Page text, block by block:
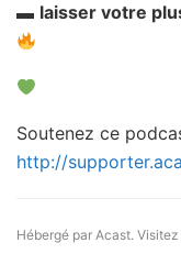
▬ laisser votre
Soutenez ce
http://
Hébergé par Acast. Visitez